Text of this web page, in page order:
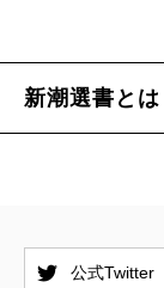
新潮選書とは
公式Twitter